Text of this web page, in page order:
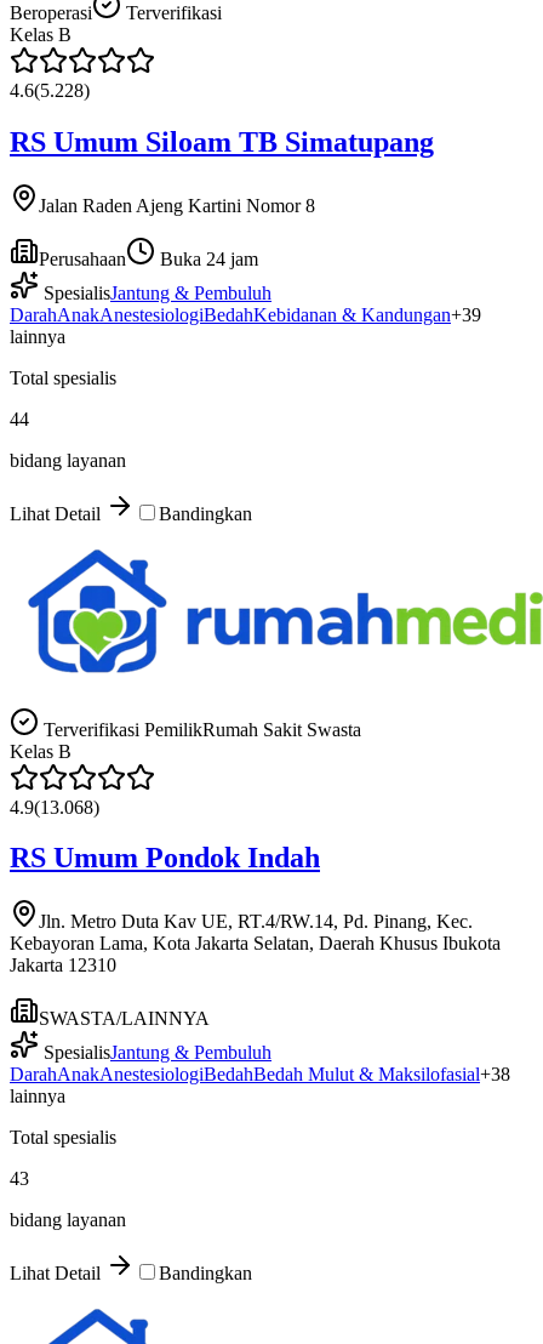
Beroperasi
Terverifikasi
Kelas B
4.6(5.228)
RS Umum Siloam TB Simatupang
Jalan Raden Ajeng Kartini Nomor 8
Perusahaan
Buka 24 jam
SpesialisJantung & Pembuluh
DarahAnakAnestesiologiBedahKebidanan & Kandungan+39
lainnya
Total spesialis
44
bidang layanan
Lihat Detail Bandingkan
Terverifikasi PemilikRumah Sakit Swasta
Kelas B
4.9(13.068)
RS Umum Pondok Indah
Jln. Metro Duta Kav UE, RT.4/RW.14, Pd. Pinang, Kec.
Kebayoran Lama, Kota Jakarta Selatan, Daerah Khusus Ibukota
Jakarta 12310
SWASTA/LAINNYA
SpesialisJantung & Pembuluh
DarahAnakAnestesiologiBedahBedah Mulut & Maksilofasial+38
lainnya
Total spesialis
43
bidang layanan
Lihat Detail Bandingkan